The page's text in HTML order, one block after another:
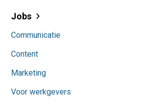
Jobs
Communicatie
Content
Marketing
Voor werkgevers